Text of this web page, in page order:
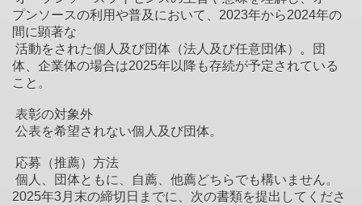
プンソースの利用や普及において、2023年から2024年の
間に顕著な
活動をされた個人及び団体（法人及び任意団体）。団
体、企業体の場合は2025年以降も存続が予定されている
こと。
表彰の対象外
公表を希望されない個人及び団体。
応募（推薦）方法
個人、団体ともに、自薦、他薦どちらでも構いません。
2025年3月末の締切日までに、次の書類を提出してくださ